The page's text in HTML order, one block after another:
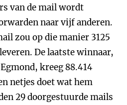
van de mail wordt
naar vijf anderen.
zou op die manier 3125
De laatste winnaar,
kreeg 88.414
netjes doet wat hem
29 doorgestuurde mails